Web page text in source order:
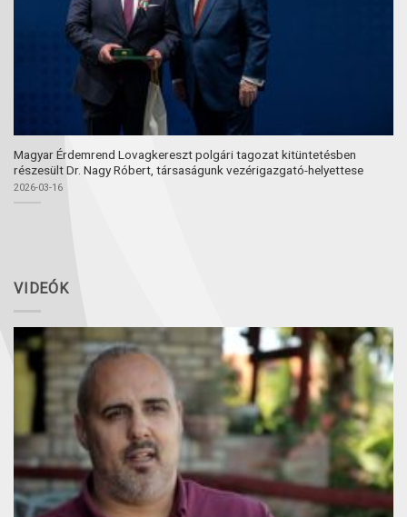
Magyar Érdemrend Lovagkereszt polgári tagozat kitüntetésben
részesült Dr. Nagy Róbert, társaságunk vezérigazgató-helyettese
2026-03-16
VIDEÓK